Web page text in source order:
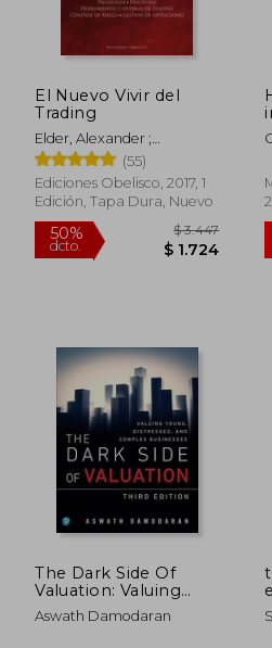
40%
dcto. $ 2.891
El Nuevo Vivir del
Trading
Elder, Alexander ;
Planaguma, Israel
(55)
Ediciones Obelisco, 2017, 1
Edición, Tapa Dura, Nuevo
The Dark Side Of
Valuation: Valuing
Young, Distressed,
And Complex
Aswath Damodaran